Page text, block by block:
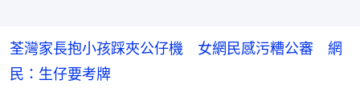
荃灣家長抱小孩踩夾公仔機 女網民感污糟公審 網
民：生仔要考牌